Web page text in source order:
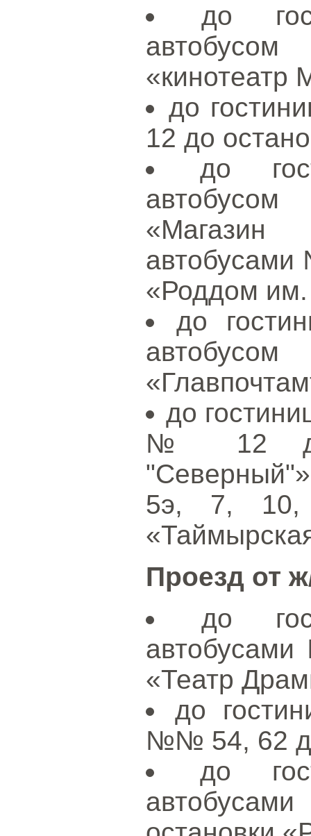
до
«кинотеатр
до
12 до
до
«Роддом
до
до
№ 12 до
5э, 7, 10,
Проезд от
до
«Театр
до
№№ 54, 62
до